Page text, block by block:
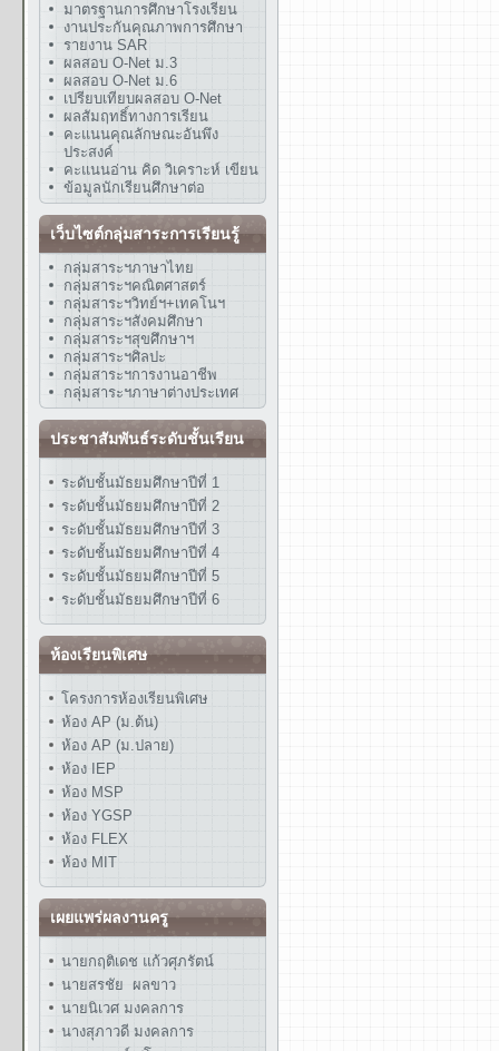
มาตรฐานการศึกษาโรงเรียน
งานประกันคุณภาพการศึกษา
รายงาน SAR
ผลสอบ O-Net ม.3
ผลสอบ O-Net ม.6
เปรียบเทียบผลสอบ O-Net
ผลสัมฤทธิ์ทางการเรียน
คะแนนคุณลักษณะอันพึง
ประสงค์
คะแนนอ่าน คิด วิเคราะห์ เขียน
ข้อมูลนักเรียนศึกษาต่อ
เว็บไซต์กลุ่มสาระการเรียนรู้
กลุ่มสาระฯภาษาไทย
กลุ่มสาระฯคณิตศาสตร์
กลุ่มสาระฯวิทย์ฯ+เทคโนฯ
กลุ่มสาระฯสังคมศึกษา
กลุ่มสาระฯสุขศึกษาฯ
กลุ่มสาระฯศิลปะ
กลุ่มสาระฯการงานอาชีพ
กลุ่มสาระฯภาษาต่างประเทศ
ประชาสัมพันธ์ระดับชั้นเรียน
ระดับชั้นมัธยมศึกษาปีที่ 1
ระดับชั้นมัธยมศึกษาปีที่ 2
ระดับชั้นมัธยมศึกษาปีที่ 3
ระดับชั้นมัธยมศึกษาปีที่ 4
ระดับชั้นมัธยมศึกษาปีที่ 5
ระดับชั้นมัธยมศึกษาปีที่ 6
ห้องเรียนพิเศษ
โครงการห้องเรียนพิเศษ
ห้อง AP (ม.ต้น)
ห้อง AP (ม.ปลาย)
ห้อง IEP
ห้อง MSP
ห้อง YGSP
ห้อง FLEX
ห้อง MIT
เผยแพร่ผลงานครู
นายกฤติเดช แก้วศุภรัตน์
นายสรชัย ผลขาว
นายนิเวศ มงคลการ
นางสุภาวดี มงคลการ